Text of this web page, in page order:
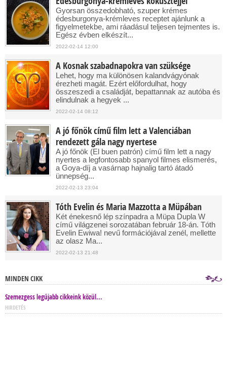
Gyorsan összedobható, szuper krémes
édesburgonya-krémleves receptet ajánlunk a
figyelmetekbe, ami ráadásul teljesen tejmentes is.
Egész évben elkészít...
2022-02-14 12:00
A Kosnak szabadnapokra van szüksége
Lehet, hogy ma különösen kalandvágyónak
érezheti magát. Ezért előfordulhat, hogy
összeszedi a családját, bepattannak az autóba és
elindulnak a hegyek ...
2022-02-14 08:12
A jó főnök című film lett a Valenciában
rendezett gála nagy nyertese
A jó főnök (El buen patrón) című film lett a nagy
nyertes a legfontosabb spanyol filmes elismerés,
a Goya-díj a vasárnap hajnalig tartó átadó
ünnepség...
2022-02-13 23:04
Tóth Evelin és Maria Mazzotta a Müpában
Két énekesnő lép színpadra a Müpa Dupla W
című világzenei sorozatában február 18-án. Tóth
Evelin Ewiwa! nevű formációjával zenél, mellette
az olasz Ma...
2022-02-13 21:48
MINDEN CIKK
Szemezgess legújabb cikkeink közül...
HIRDETÉS